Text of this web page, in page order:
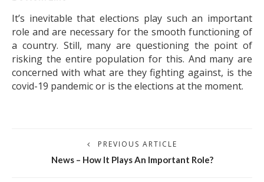
It’s inevitable that elections play such an important
role and are necessary for the smooth functioning of
a country. Still, many are questioning the point of
risking the entire population for this. And many are
concerned with what are they fighting against, is the
covid-19 pandemic or is the elections at the moment.
PREVIOUS ARTICLE
News – How It Plays An Important Role?